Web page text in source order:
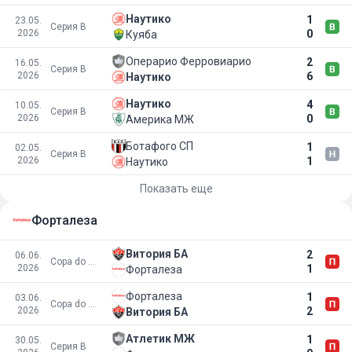
23.05.
2026
Серия B
Наутико
1
0
Куяба
16.05.
2026
Серия B
Операрио Ферровиарио
2
6
Наутико
10.05.
2026
Серия B
Наутико
4
0
Америка МЖ
02.05.
2026
Серия B
Ботафого СП
1
1
Наутико
Показать еще
Форталеза
06.06.
2026
Витория БА
2
1
Форталеза
03.06.
2026
Форталеза
1
2
Витория БА
30.05.
Серия B
Атлетик МЖ
1